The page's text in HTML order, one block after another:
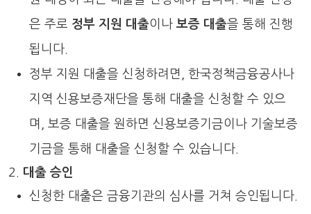
은 주로 정부 지원 대출이나 보증 대출을 통해 진행
됩니다.
정부 지원 대출을 신청하려면, 한국정책금융공사나
지역 신용보증재단을 통해 대출을 신청할 수 있으
며, 보증 대출을 원하면 신용보증기금이나 기술보증
기금을 통해 대출을 신청할 수 있습니다.
대출 승인
신청한 대출은 금융기관의 심사를 거쳐 승인됩니다.